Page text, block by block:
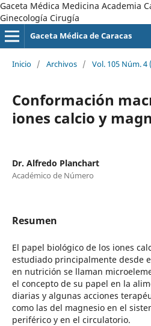
Gaceta Médica Medicina Academia
Ginecología Cirugía
Gaceta Médica de Caracas
Inicio / Archivos / Vol. 105 Núm. 4
Conformación
iones calcio y
Dr. Alfredo Planchart
Académico de Número
Resumen
El papel biológico de los iones
estudiado principalmente desde
en nutrición se llaman
el concepto de su papel en la
diarias y algunas acciones
como las del magnesio en el
periférico y en el circulatorio.